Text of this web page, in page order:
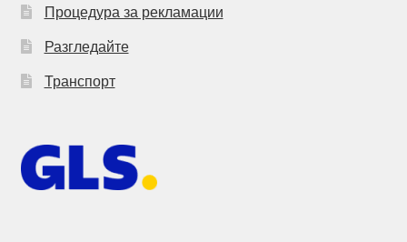
Процедура за рекламации
Разгледайте
Транспорт